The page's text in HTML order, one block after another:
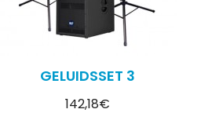
GELUIDSSET 3
142,18€